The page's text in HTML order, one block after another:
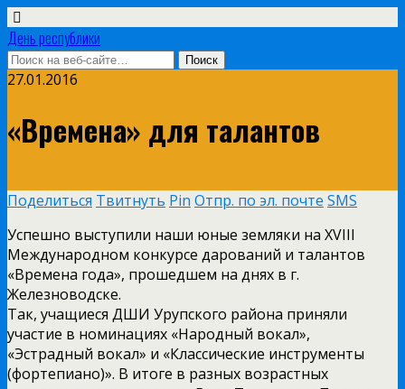
День республики
27.01.2016
«Времена» для талантов
Поделиться Твитнуть Pin Отпр. по эл. почте SMS
Успешно выступили наши юные земляки на XVIII
Международном конкурсе дарований и талантов
«Времена года», прошедшем на днях в г.
Железноводске.
Так, учащиеся ДШИ Урупского района приняли
участие в номинациях «Народный вокал»,
«Эстрадный вокал» и «Классические инструменты
(фортепиано)». В итоге в разных возрастных